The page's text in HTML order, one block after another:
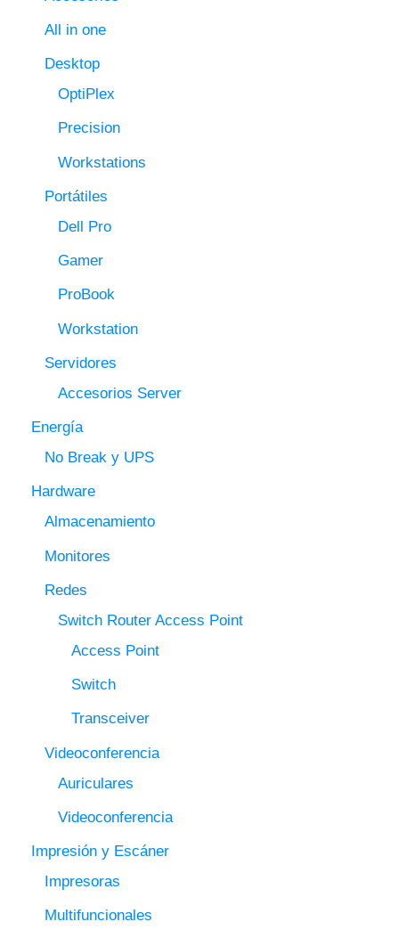
All in one
Desktop
OptiPlex
Precision
Workstations
Portátiles
Dell Pro
Gamer
ProBook
Workstation
Servidores
Accesorios Server
Energía
No Break y UPS
Hardware
Almacenamiento
Monitores
Redes
Switch Router Access Point
Access Point
Switch
Transceiver
Videoconferencia
Auriculares
Videoconferencia
Impresión y Escáner
Impresoras
Multifuncionales